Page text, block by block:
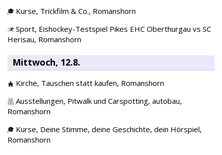
Kurse, Trickfilm & Co., Romanshorn
Sport, Eishockey-Testspiel Pikes EHC Oberthurgau vs SC
Herisau, Romanshorn
Mittwoch, 12.8.
Kirche, Tauschen statt kaufen, Romanshorn
Ausstellungen, Pitwalk und Carspotting, autobau,
Romanshorn
Kurse, Deine Stimme, deine Geschichte, dein Hörspiel,
Romanshorn